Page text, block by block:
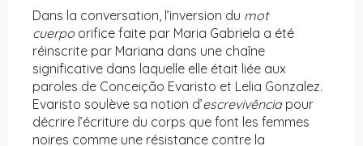
Dans la conversation, l’inversion du mot
cuerpo orifice faite par Maria Gabriela a été
réinscrite par Mariana dans une chaîne
significative dans laquelle elle était liée aux
paroles de Conceição Evaristo et Lelia Gonzalez.
Evaristo soulève sa notion d’escrevivênciapour
décrire l’écriture du corps que font les femmes
noires comme une résistance contre la